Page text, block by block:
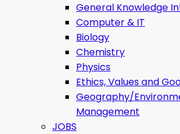
General Knowledge
Computer & IT
Biology
Chemistry
Physics
Ethics, Values ​​and
Geography/
Management
JOBS